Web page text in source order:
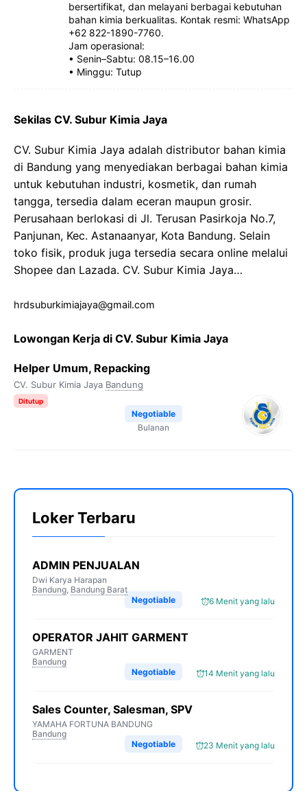
bersertifikat, dan melayani berbagai kebutuhan
bahan kimia berkualitas. Kontak resmi: WhatsApp
+62 822-1890-7760.
Jam operasional:
• Senin–Sabtu: 08.15–16.00
• Minggu: Tutup
Sekilas CV. Subur Kimia Jaya
CV. Subur Kimia Jaya adalah distributor bahan kimia
di Bandung yang menyediakan berbagai bahan kimia
untuk kebutuhan industri, kosmetik, dan rumah
tangga, tersedia dalam eceran maupun grosir.
Perusahaan berlokasi di Jl. Terusan Pasirkoja No.7,
Panjunan, Kec. Astanaanyar, Kota Bandung. Selain
toko fisik, produk juga tersedia secara online melalui
Shopee dan Lazada. CV. Subur Kimia Jaya…
hrdsuburkimiajaya@gmail.com
Lowongan Kerja di CV. Subur Kimia Jaya
Helper Umum, Repacking
CV. Subur Kimia Jaya Bandung
Ditutup
Negotiable
Bulanan
Loker Terbaru
ADMIN PENJUALAN
Dwi Karya Harapan
Bandung, Bandung Barat
6 Menit yang lalu
Negotiable
OPERATOR JAHIT GARMENT
GARMENT
Bandung
14 Menit yang lalu
Negotiable
Sales Counter, Salesman, SPV
YAMAHA FORTUNA BANDUNG
Bandung
23 Menit yang lalu
Negotiable